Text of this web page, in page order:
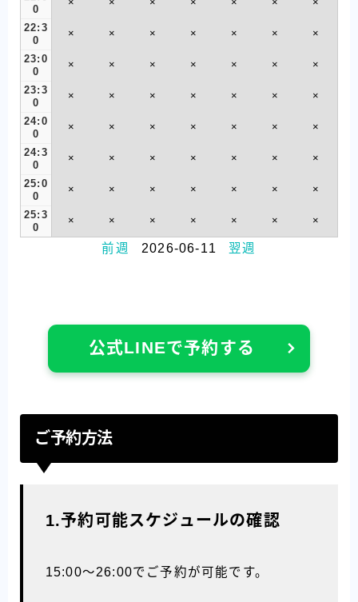
0
22:3
0
× × × × × × ×
23:0
0
× × × × × × ×
23:3
0
× × × × × × ×
24:0
0
× × × × × × ×
24:3
0
× × × × × × ×
25:0
0
× × × × × × ×
25:3
0
× × × × × × ×
前週 2026-06-11 翌週
公式LINEで予約する
ご予約方法
1.予約可能スケジュールの確認
15:00〜26:00でご予約が可能です。